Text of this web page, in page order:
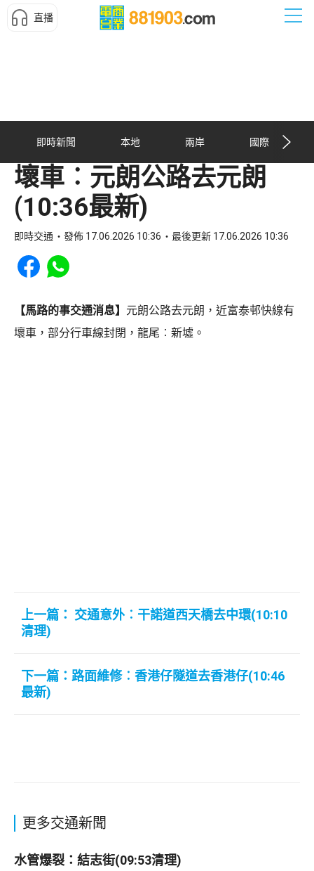
直播
即時新聞 本地 兩岸 國際
壞車︰元朗公路去元朗
(10:36最新)
即時交通 發佈 17.06.2026 10:36 最後更新 17.06.2026 10:36
Share to Facebook
Share to WhatsApp
【馬路的事交通消息】 元朗公路去元朗，近富泰邨快線有
壞車，部分行車線封閉，龍尾︰新墟。
上一篇： 交通意外︰干諾道西天橋去中環(10:10
清理)
下一篇：路面維修︰香港仔隧道去香港仔(10:46
最新)
更多交通新聞
水管爆裂：結志街(09:53清理)